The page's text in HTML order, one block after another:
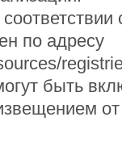
по адресу
быть